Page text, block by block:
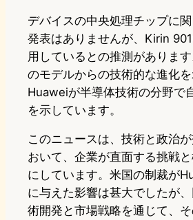
デバイスの中央処理チップに
発表はありませんが、Kirin
用しているとの推測がありま
のモデルからの技術的な進化を
Huaweiが半導体技術の分野で
を示しています。
このニュースは、技術と政治
おいて、企業が直面する挑戦
にしています。米国の制裁が
に与えた影響は甚大でしたが
術開発と市場戦略を通じて、